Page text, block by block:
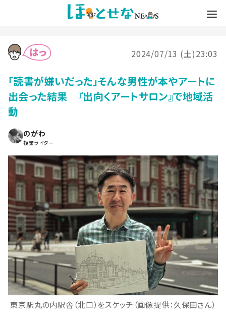
2024/07/13 (土)23:03
「読書が嫌いだった」そんな男性が本やアートに
出会った結果 『出向くアートサロン』で地域活
動
のがわ
複業ライター
東京駅丸の内駅舎（北口）をスケッチ（画像提供：久保田さん）